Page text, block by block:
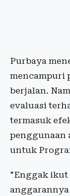
Purbaya
mencampuri
berjalan.
evaluasi
termasuk
penggunaan
untuk
"Enggak ikut